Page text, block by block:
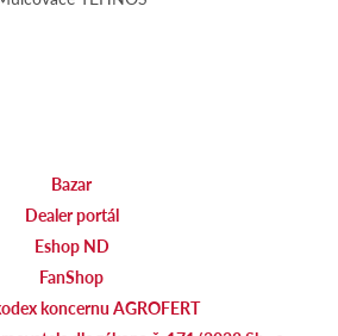
Bazar
Dealer portál
Eshop ND
FanShop
koncernu AGROFERT